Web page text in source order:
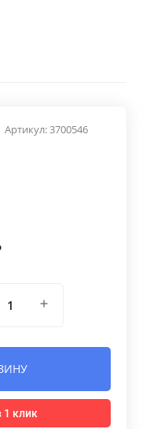
Артикул:3700546
1 клик